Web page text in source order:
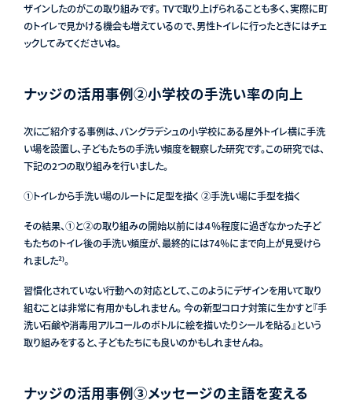
ザインしたのがこの取り組みです。 TVで取り上げられることも多く、実際に町
のトイレで見かける機会も増えているので、男性トイレに行ったときにはチェ
ックしてみてくださいね。
ナッジの活用事例②小学校の手洗い率の向上
次にご紹介する事例は、バングラデシュの小学校にある屋外トイレ横に手洗
い場を設置し、子どもたちの手洗い頻度を観察した研究です。この研究では、
下記の2つの取り組みを行いました。
①トイレから手洗い場のルートに足型を描く ②手洗い場に手型を描く
その結果、①と②の取り組みの開始以前には４％程度に過ぎなかった子ど
もたちのトイレ後の手洗い頻度が、最終的には74％にまで向上が見受けら
れました²⁾。
習慣化されていない行動への対応として、このようにデザインを用いて取り
組むことは非常に有用かもしれません。 今の新型コロナ対策に生かすと『手
洗い石鹸や消毒用アルコールのボトルに絵を描いたりシールを貼る』という
取り組みをすると、子どもたちにも良いのかもしれませんね。
ナッジの活用事例③メッセージの主語を変える